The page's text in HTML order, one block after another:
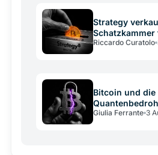
Strategy
selbst
Riccardo Curatolo
Bitcoin und die
Risiko ist die
Giulia Ferrante 3